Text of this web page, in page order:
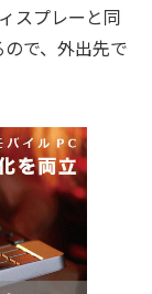
スプレーと同
で、外出先で